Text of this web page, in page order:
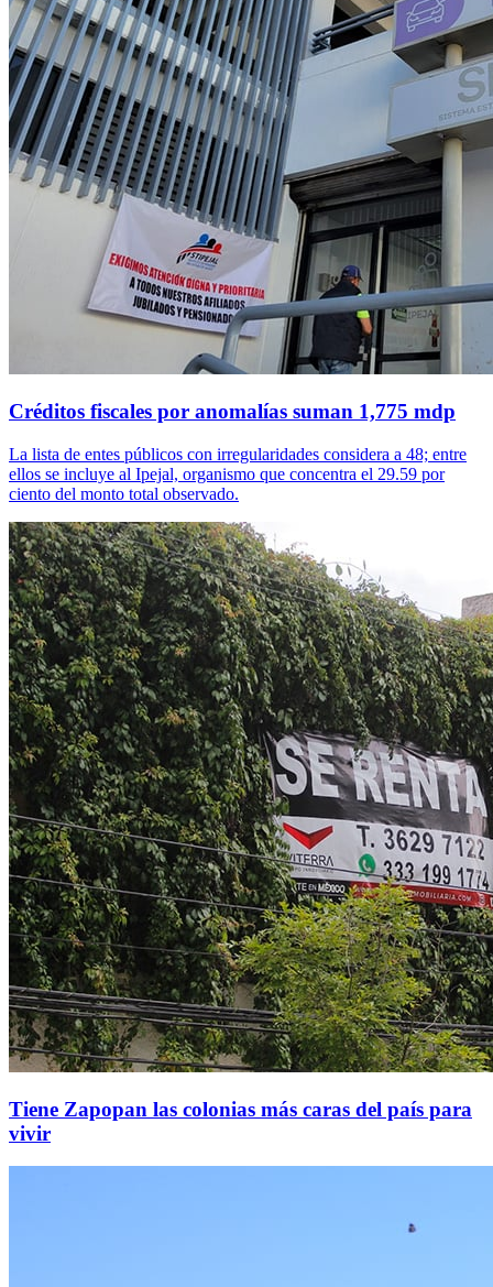
Créditos fiscales por anomalías suman 1,775 mdp
La lista de entes públicos con irregularidades considera a 48; entre
ellos se incluye al Ipejal, organismo que concentra el 29.59 por
ciento del monto total observado.
Tiene Zapopan las colonias más caras del país para
vivir